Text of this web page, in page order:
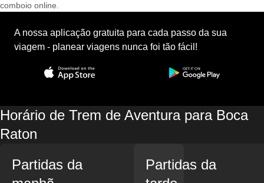
comboio online.
A nossa aplicação gratuita para cada passo da sua
viagem - planear viagens nunca foi tão fácil!
Horário de Trem de Aventura para Boca
Raton
Partidas da
Partidas da